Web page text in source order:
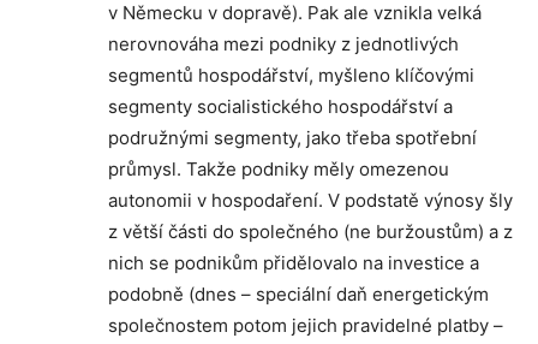
v Německu v dopravě). Pak ale vznikla velká
nerovnováha mezi podniky z jednotlivých
segmentů hospodářství, myšleno klíčovými
segmenty socialistického hospodářství a
podružnými segmenty, jako třeba spotřební
průmysl. Takže podniky měly omezenou
autonomii v hospodaření. V podstatě výnosy šly
z větší části do společného (ne buržoustům) a z
nich se podnikům přidělovalo na investice a
podobně (dnes – speciální daň energetickým
společnostem potom jejich pravidelné platby –